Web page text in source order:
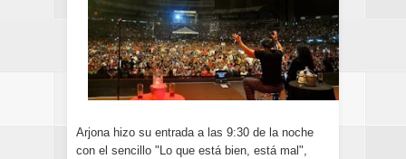
Arjona hizo su entrada a las 9:30 de la noche
con el sencillo "Lo que está bien, está mal",